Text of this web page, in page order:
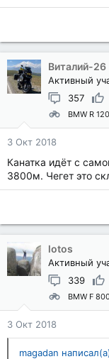
Виталий-26
Активный
357
BMW R
3 Окт 2018
Канатка идёт с
3800м. Чегет это
lotos
Активный
339
BMW F
3 Окт 2018
magadan